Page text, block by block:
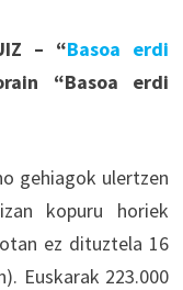
– “Basoa erdi
“Basoa erdi
gehiagok ulertzen
kopuru horiek
ez dituztela 16
Euskarak 223.000